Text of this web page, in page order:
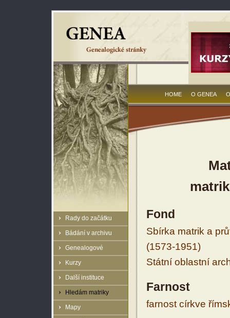
Rady do začátku
Bádání v archivu
Genealogové
Kurzy
Další instituce
Hledám matriky
Mapy
HOME O GENEA
Fond
Sbírka matrik a
(1573-1951)
Státní oblastní
Farnost
farnost církve